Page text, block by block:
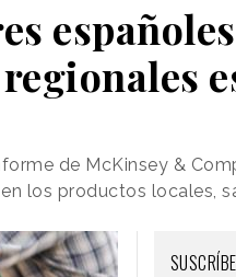
de McKinsey &
los productos locales,